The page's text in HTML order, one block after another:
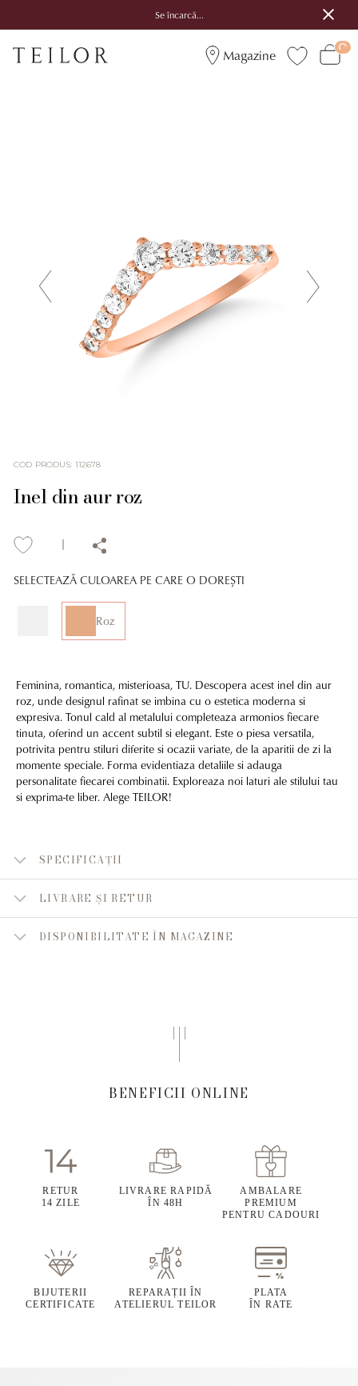
Se încarcă...
Magazine
COD PRODUS: 112678
Inel din aur roz
SELECTEAZĂ CULOAREA PE CARE O DOREȘTI
Roz
Feminina, romantica, misterioasa, TU. Descopera acest inel din aur
roz, unde designul rafinat se imbina cu o estetica moderna si
expresiva. Tonul cald al metalului completeaza armonios fiecare
tinuta, oferind un accent subtil si elegant. Este o piesa versatila,
potrivita pentru stiluri diferite si ocazii variate, de la aparitii de zi la
momente speciale. Forma evidentiaza detaliile si adauga
personalitate fiecarei combinatii. Exploreaza noi laturi ale stilului tau
si exprima-te liber. Alege TEILOR!
SPECIFICAȚII
LIVRARE ȘI RETUR
DISPONIBILITATE ÎN MAGAZINE
BENEFICII ONLINE
RETUR
14 ZILE
LIVRARE RAPIDĂ
ÎN 48H
AMBALARE
PREMIUM
PENTRU CADOURI
BIJUTERII
CERTIFICATE
REPARAȚII ÎN
ATELIERUL TEILOR
PLATA
ÎN RATE